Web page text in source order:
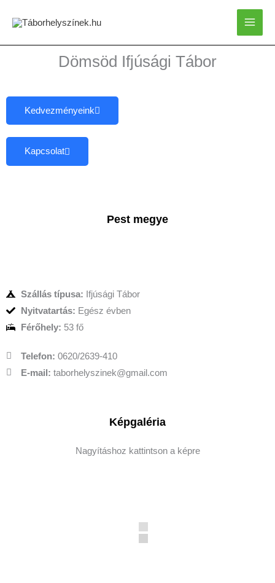
Dömsöd Ifjúsági Tábor
Kedvezményeink
Kapcsolat
Pest megye
Szállás típusa: Ifjúsági Tábor
Nyitvatartás: Egész évben
Férőhely: 53 fő
Telefon: 0620/2639-410
E-mail: taborhelyszinek@gmail.com
Képgaléria
Nagyításhoz kattintson a képre